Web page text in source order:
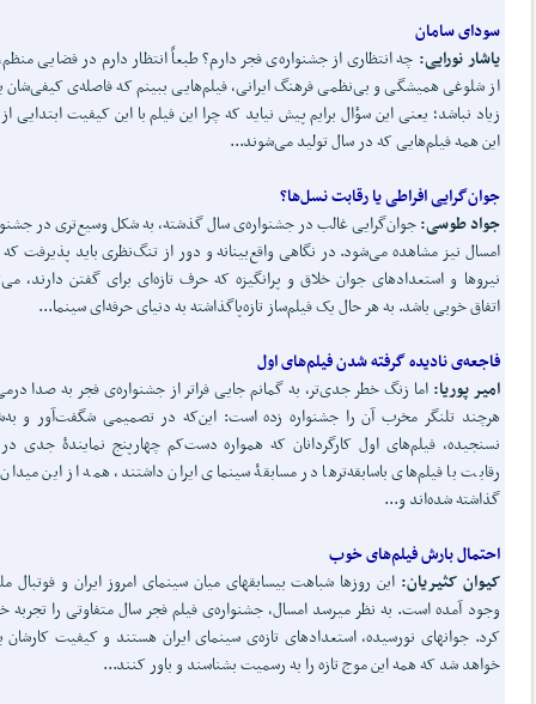
سودای سامان
یاشار نورایی: چه انتظاری از جشنواره‌ی فجر دارم؟ طبعاً انتظار دارم در فضایی
از شلوغی همیشگی و بی‌نظمی فرهنگ ایرانی، فیلم‌هایی ببینم که فاصله‌ی کیفی‌شان
زیاد نباشد؛ یعنی این سؤال برایم پیش نیاید که چرا این فیلم با این کیفیت ابتدایی
این همه فیلم‌هایی که در سال تولید می‌شوند...
جوانگرایی افراطی یا رقابت نسلها؟
جواد طوسی:جوان‌گرایی غالب در جشنواره‌ی سال گذشته، به شکل وسیع‌تری در
امسال نیز مشاهده می‌شود. در نگاهی واقع‌بینانه و دور از تنگ‌نظری باید پذیرفت
نیروها و استعدادهای جوان خلاق و پرانگیزه که حرف تازه‌ای برای گفتن دارند،
اتفاق خوبی باشد. به هر حال یک فیلم‌ساز تازه‌پاگذاشته به دنیای حرفه‌ای سینما...
فاجعه‌ی نادیده گرفته شدن فیلمهای اول
امیر پوریا:اما زنگ خطر جدی‌تر، به گمانم جایی فراتر از جشنواره‌ی فجر به صدا
هرچند تلنگر مخرب آن را جشنواره زده است: این‌که در تصمیمی شگفت‌آور و
نسنجیده، فیلم‌های اول کارگردانان که همواره دست‌کم چهارپنج نمایندۀ جدی
رقابت با فیلم‌های باسابقه‌ترها در مسابقۀ سینمای ایران داشتند، همه از این
گذاشته شده‌اند و...
احتمال بارش فیلمهای خوب
کیوان کثیریان: این روزها شباهت بی­سابقه­ای میان سینمای امروز ایران و فوتبال
وجود آمده است. به نظر می­رسد امسال، جشنواره‌ی فیلم فجر سال متفاوتی را تجربه
کرد. جوان­های نورسیده، استعدادهای تازه‌ی سینمای ایران هستند و کیفیت
خواهد شد که همه این موج تازه را به رسمیت بشناسند و باور کنند...